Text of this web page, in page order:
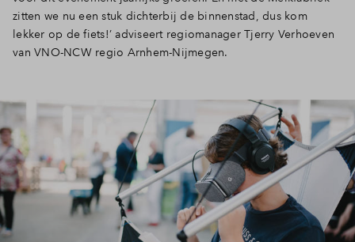
zitten we nu een stuk dichterbij de binnenstad, dus kom
lekker op de fiets!’ adviseert regiomanager Tjerry Verhoeven
van VNO-NCW regio Arnhem-Nijmegen.